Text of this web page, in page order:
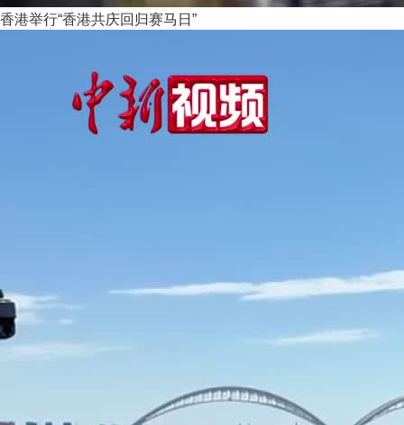
香港举行“香港共庆回归赛马日”